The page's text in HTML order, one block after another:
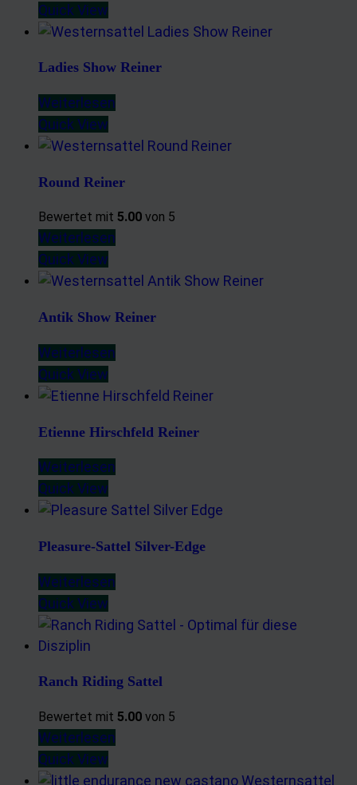
Quick View
Ladies Show Reiner
Weiterlesen
Quick View
Round Reiner
Bewertet mit 5.00 von 5
Weiterlesen
Quick View
Antik Show Reiner
Weiterlesen
Quick View
Etienne Hirschfeld Reiner
Weiterlesen
Quick View
Pleasure-Sattel Silver-Edge
Weiterlesen
Quick View
Ranch Riding Sattel
Bewertet mit 5.00 von 5
Weiterlesen
Quick View